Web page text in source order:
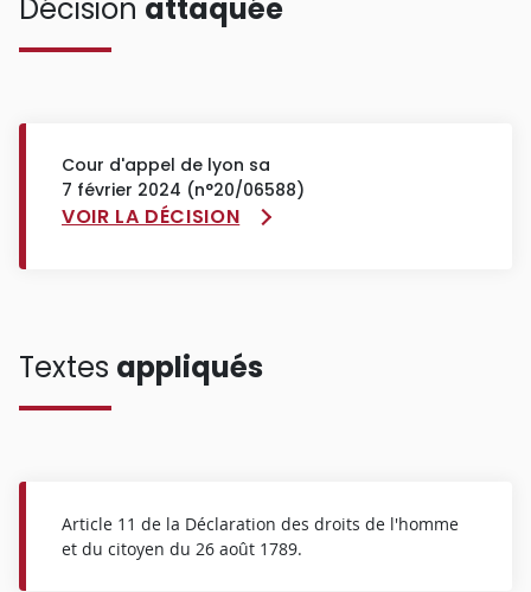
Décision attaquée
Cour d'appel de lyon sa
7 février 2024 (n°20/06588)
VOIR LA DÉCISION
Textes appliqués
Article 11 de la Déclaration des droits de l'homme
et du citoyen du 26 août 1789.